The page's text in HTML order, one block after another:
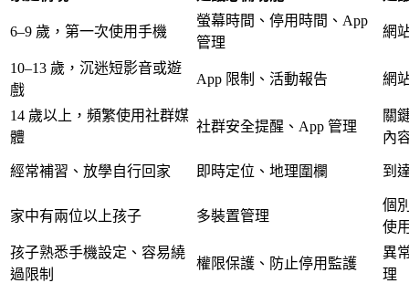
6–9 歲，第一次使用手機
螢幕時間、停用時間、App
管理
網
10–13 歲，沉迷短影音或遊
戲
App 限制、活動報告 網
14 歲以上，頻繁使用社群媒
體
社群安全提醒、App 管理
關
內
經常補習、放學自行回家 即時定位、地理圍欄 到
家中有兩位以上孩子 多裝置管理
個
使
孩子熟悉手機設定、容易繞
過限制
權限保護、防止停用監護
異
理